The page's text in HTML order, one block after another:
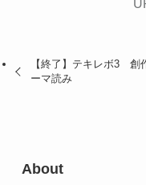
【終了】テキレボ3 創
ーマ読み
About